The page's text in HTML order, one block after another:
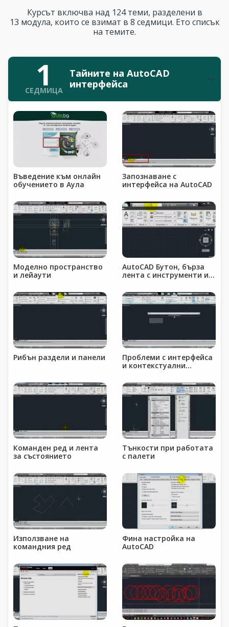
Курсът включва над 124 теми, разделени в
13 модула, които се взимат в 8 седмици. Ето списък
на темите.
1
СЕДМИЦА
Тайните на AutoCAD
интерфейса
Въведение към онлайн
обучението в Аула
Запознаване с
интерфейса на AutoCAD
Моделно пространство
и лейаути
AutoCAD Бутон, бърза
лента с инструменти и
Рибън раздели и панели
Проблеми с интерфейса
и контекстуални
Команден ред и лента
за състоянието
Тънкости при работата
с палети
Използване на
командния ред
Фина настройка на
AutoCAD